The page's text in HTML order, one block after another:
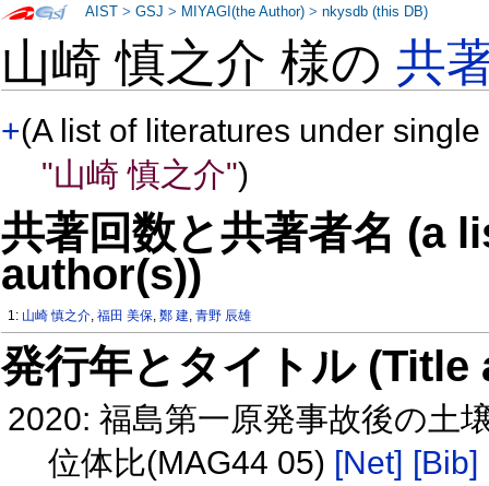
山崎 慎之介 様の共
+(A list of literatures under
"山崎 慎之介")
共著回数と共著者名 (a
author(s))
1: 山崎 慎之介,福田 美保,鄭 建,青野 辰雄
発行年とタイトル
2020: 福島第一原発事故後の土
位体比(MAG44 05) [Net] [Bib]
AIST >GSJ > MIYAGI(the Author) >nkysdb (this DB)